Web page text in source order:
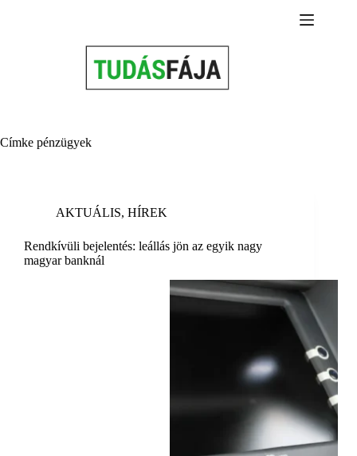
Címke pénzügyek
AKTUÁLIS, HÍREK
Rendkívüli bejelentés: leállás jön az egyik nagy
magyar banknál